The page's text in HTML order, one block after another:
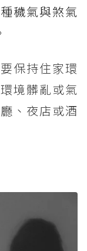
穢氣與煞氣
保持住家環
境髒亂或氣
、夜店或酒